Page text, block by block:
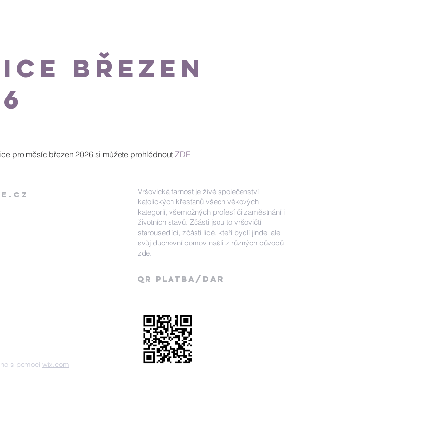
březen
pro měsíc březen 2026 si můžete prohlédnout ZDE
Vršovická farnost je živé společenství
katolických křesťanů všech věkových
kategorií, všemožných profesí či zaměstnání i
životních stavů. Zčásti jsou to vršovičtí
starousedlíci, zčásti lidé, kteří bydlí jinde, ale
svůj duchovní domov našli z různých důvodů
zde.
QR Platba/DAR
s pomocí wix.com